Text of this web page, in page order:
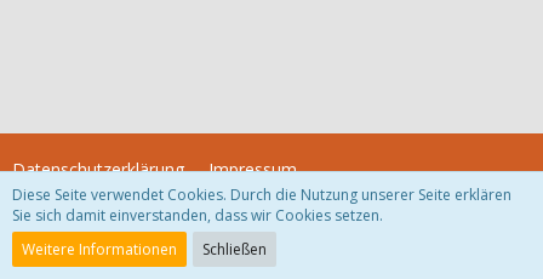
Datenschutzerklärung Impressum
Community-Software:
Diese Seite verwendet Cookies. Durch die Nutzung unserer Seite erklären
Sie sich damit einverstanden, dass wir Cookies setzen.
Weitere Informationen
Schließen